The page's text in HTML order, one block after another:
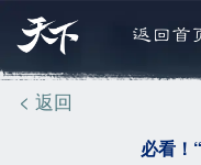
返回首
< 返回
必看！